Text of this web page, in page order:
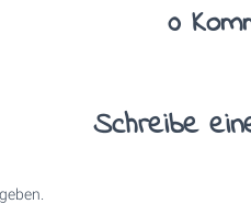
0
Schreibe